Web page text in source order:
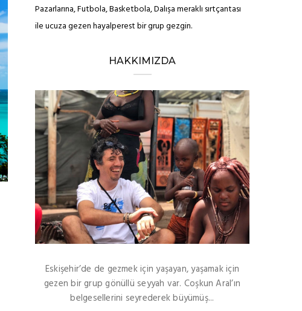
Pazarlarına, Futbola, Basketbola, Dalışa meraklı sırtçantası
ile ucuza gezen hayalperest bir grup gezgin.
HAKKIMIZDA
Eskişehir’de de gezmek için yaşayan, yaşamak için
gezen bir grup gönüllü seyyah var. Coşkun Aral’ın
belgesellerini seyrederek büyümüş...